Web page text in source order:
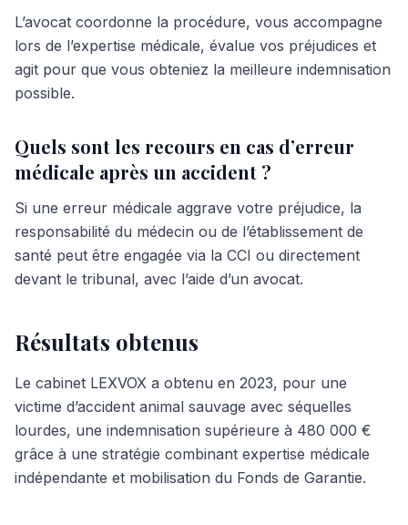
L’avocat coordonne la procédure, vous accompagne
lors de l’expertise médicale, évalue vos préjudices et
agit pour que vous obteniez la meilleure indemnisation
possible.
Quels sont les recours en cas d’erreur
médicale après un accident ?
Si une erreur médicale aggrave votre préjudice, la
responsabilité du médecin ou de l’établissement de
santé peut être engagée via la CCI ou directement
devant le tribunal, avec l’aide d’un avocat.
Résultats obtenus
Le cabinet LEXVOX a obtenu en 2023, pour une
victime d’accident animal sauvage avec séquelles
lourdes, une indemnisation supérieure à 480 000 €
grâce à une stratégie combinant expertise médicale
indépendante et mobilisation du Fonds de Garantie.